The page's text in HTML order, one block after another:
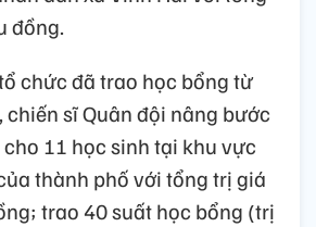
đồng.
chức đã trao học bổng từ
chiến sĩ Quân đội nâng bước
11 học sinh tại khu vực
thành phố với tổng trị giá
trao 40 suất học bổng (trị